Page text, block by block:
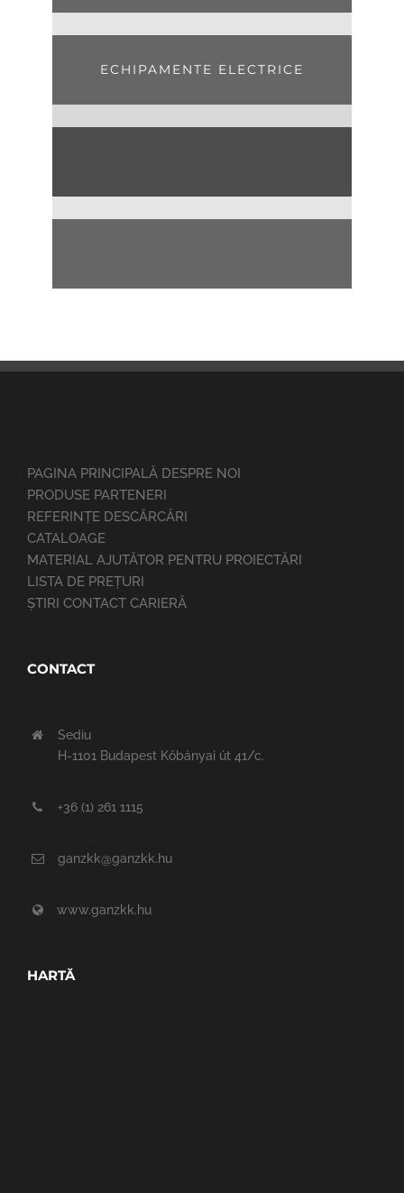
ECHIPAMENTE ELECTRICE
PAGINA PRINCIPALĂ DESPRE NOI
PRODUSE PARTENERI
REFERINȚE DESCĂRCĂRI
CATALOAGE
MATERIAL AJUTĂTOR PENTRU PROIECTĂRI
LISTA DE PREȚURI
ȘTIRI CONTACT CARIERĂ
CONTACT
Sediu
H-1101 Budapest Kőbányai út 41/c.
+36 (1) 261 1115
ganzkk@ganzkk.hu
www.ganzkk.hu
HARTĂ